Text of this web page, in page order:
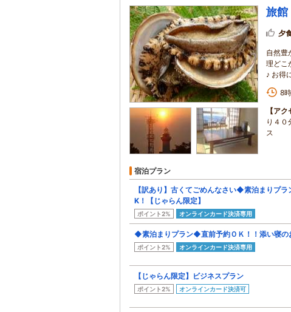
旅
夕
自然豊
理どこ
♪ お得
8
【アク
り４０
ス
宿泊プラン
【訳あり】古くてごめんなさい◆素泊まりプ
K！【じゃらん限定】
ポイント2% オンラインカード決済専用
◆素泊まりプラン◆直前予約ＯＫ！！添い寝の
ポイント2% オンラインカード決済専用
【じゃらん限定】ビジネスプラン
ポイント2% オンラインカード決済可